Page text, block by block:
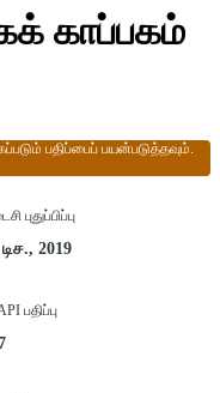
காப்பகம்
பதிப்பைப் பயன்படுத்தவும்.
புதுப்பிப்பு
2019
பதிப்பு